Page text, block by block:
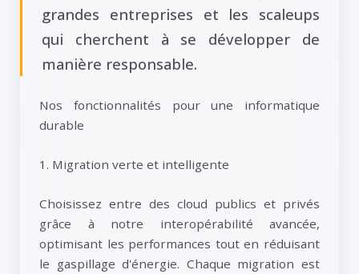
grandes entreprises et les scaleups
qui cherchent à se développer de
manière responsable.
Nos fonctionnalités pour une informatique
durable
1. Migration verte et intelligente
Choisissez entre des cloud publics et privés
grâce à notre interopérabilité avancée,
optimisant les performances tout en réduisant
le gaspillage d'énergie. Chaque migration est